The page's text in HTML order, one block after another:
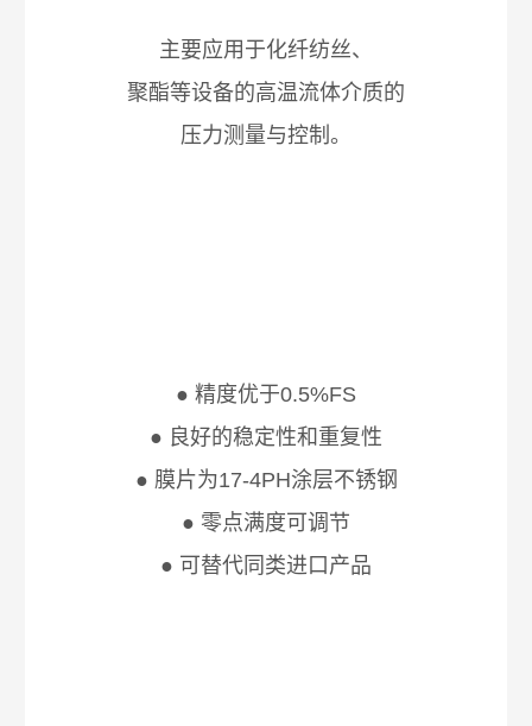
主要应用于化纤纺丝、
聚酯等设备的高温流体介质的
压力测量与控制。
● 精度优于0.5%FS
● 良好的稳定性和重复性
● 膜片为17-4PH涂层不锈钢
● 零点满度可调节
● 可替代同类进口产品